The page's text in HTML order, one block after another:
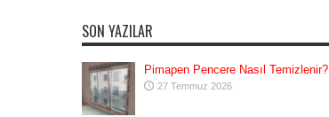
SON YAZILAR
Pimapen Pencere Nasıl Temizlenir?
27 Temmuz 2026